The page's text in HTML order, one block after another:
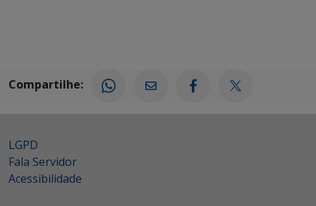
Compartilhe:
LGPD
Fala Servidor
Acessibilidade